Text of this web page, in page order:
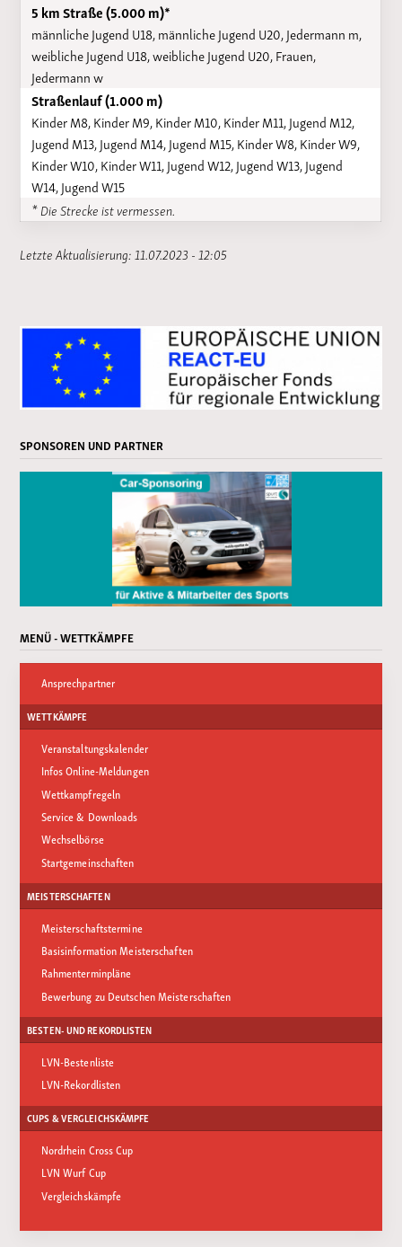
5 km Straße (5.000 m)*
männliche Jugend U18, männliche Jugend U20, Jedermann m,
weibliche Jugend U18, weibliche Jugend U20, Frauen,
Jedermann w
Straßenlauf (1.000 m)
Kinder M8, Kinder M9, Kinder M10, Kinder M11, Jugend M12,
Jugend M13, Jugend M14, Jugend M15, Kinder W8, Kinder W9,
Kinder W10, Kinder W11, Jugend W12, Jugend W13, Jugend
W14, Jugend W15
* Die Strecke ist vermessen.
Letzte Aktualisierung: 11.07.2023 - 12:05
SPONSOREN UND PARTNER
MENÜ - WETTKÄMPFE
Ansprechpartner
WETTKÄMPFE
Veranstaltungskalender
Infos Online-Meldungen
Wettkampfregeln
Service & Downloads
Wechselbörse
Startgemeinschaften
MEISTERSCHAFTEN
Meisterschaftstermine
Basisinformation Meisterschaften
Rahmenterminpläne
Bewerbung zu Deutschen Meisterschaften
BESTEN- UND REKORDLISTEN
LVN-Bestenliste
LVN-Rekordlisten
CUPS & VERGLEICHSKÄMPFE
Nordrhein Cross Cup
LVN Wurf Cup
Vergleichskämpfe